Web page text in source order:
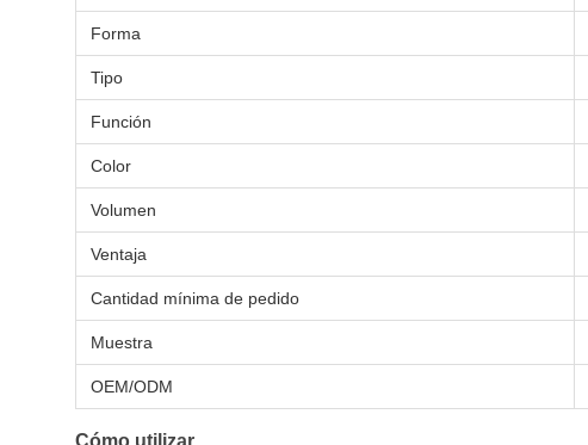
Forma
Tipo
Función
Color
Volumen
Ventaja
Cantidad mínima de pedido
Muestra
OEM/ODM
Cómo utilizar